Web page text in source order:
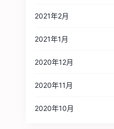
2021年2月
2021年1月
2020年12月
2020年11月
2020年10月